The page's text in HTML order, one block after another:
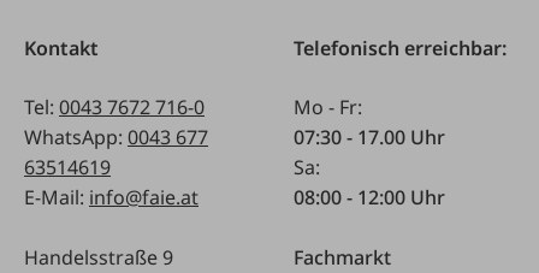
Kontakt
Tel: 0043 7672 716-0
WhatsApp: 0043 677
63514619
E-Mail: info@faie.at
Handelsstraße 9
Telefonisch erreichbar:
Mo - Fr:
07:30 - 17.00 Uhr
Sa:
08:00 - 12:00 Uhr
Fachmarkt